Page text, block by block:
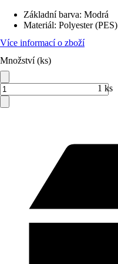
Základní barva: Modrá
Materiál: Polyester (PES)
Více informací o zboží
Množství (ks)
1 ks